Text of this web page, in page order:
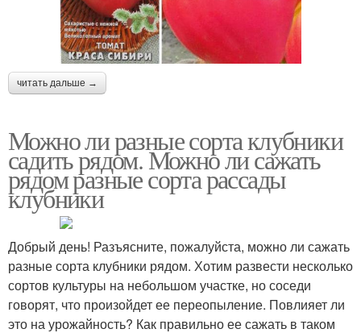
читать дальше →
Можно ли разные сорта клубники
садить рядом. Можно ли сажать
рядом разные сорта рассады
клубники
Добрый день! Разъясните, пожалуйста, можно ли сажать
разные сорта клубники рядом. Хотим развести несколько
сортов культуры на небольшом участке, но соседи
говорят, что произойдет ее переопыление. Повлияет ли
это на урожайность? Как правильно ее сажать в таком